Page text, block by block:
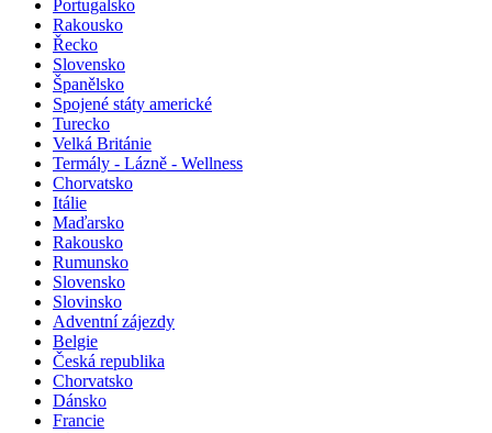
Portugalsko
Rakousko
Řecko
Slovensko
Španělsko
Spojené státy americké
Turecko
Velká Británie
Termály - Lázně - Wellness
Chorvatsko
Itálie
Maďarsko
Rakousko
Rumunsko
Slovensko
Slovinsko
Adventní zájezdy
Belgie
Česká republika
Chorvatsko
Dánsko
Francie